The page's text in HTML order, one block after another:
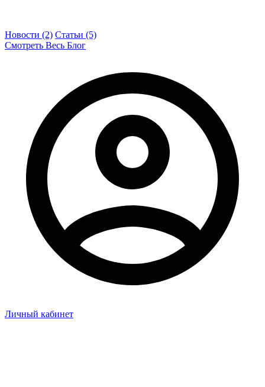
Новости (2) Статьи (5)
Смотреть Весь Блог
Личный кабинет